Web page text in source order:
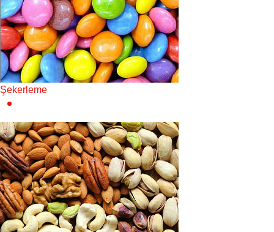
Şekerleme